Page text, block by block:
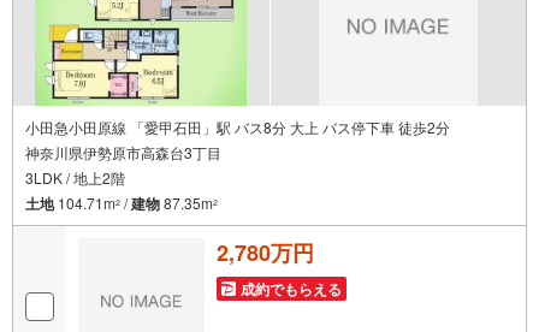
小田急小田原線 「愛甲石田」駅 バス8分 大上 バス停下車 徒歩2分
神奈川県伊勢原市高森台3丁目
3LDK / 地上2階
土地104.71m2 /建物87.35m2
2,780万円
成約でもらえる